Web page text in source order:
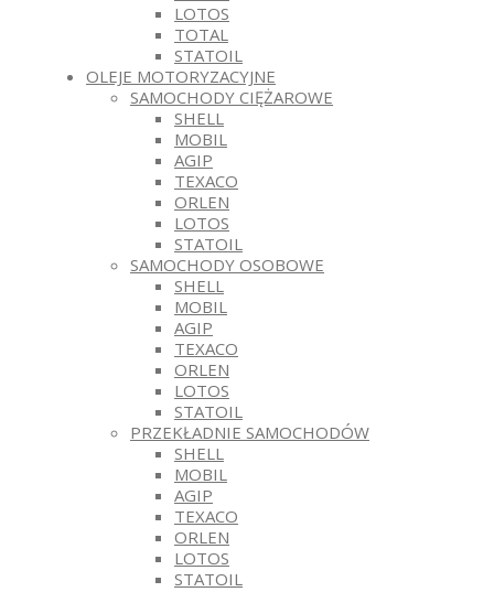
LOTOS
TOTAL
STATOIL
OLEJE MOTORYZACYJNE
SAMOCHODY CIĘŻAROWE
SHELL
MOBIL
AGIP
TEXACO
ORLEN
LOTOS
STATOIL
SAMOCHODY OSOBOWE
SHELL
MOBIL
AGIP
TEXACO
ORLEN
LOTOS
STATOIL
PRZEKŁADNIE SAMOCHODÓW
SHELL
MOBIL
AGIP
TEXACO
ORLEN
LOTOS
STATOIL